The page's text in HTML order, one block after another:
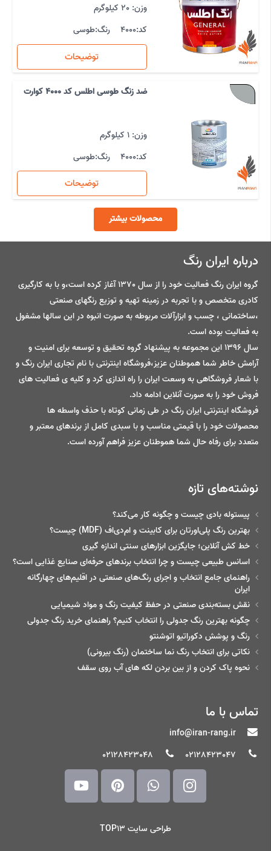
وزن: 20 کیلوگرم
کد:4000 رنگ:طوسی
توضیحات
ضد زنگ طوسی اطلس کد 4000 کوارت
وزن: 1 کیلوگرم
کد:4000 رنگ:طوسی
توضیحات
محصولات بیشتر
درباره ایران رنگ
گروه ایران رنگ فعالیت خود را از سال 1370 آغاز کرده است،و با به کارگیری
کادری متخصص و با تجربه در زمینه تهیه و توزیع رنگهای صنعتی
،ساختمانی ، چسب و ابزارآلات مربوطه به صورت انبوه در این سالها مشغول
به فعالیت بوده است.
سال 1396 این مجموعه به پیشنهاد گروه تحقیق و توسعه برای امنیت و
آرامش خاطر شما هموطنان عزیز،فروشگاه اینترنتی با نام تجاری ایران رنگ و
با شعار فروشگاهی به وسعت ایران را راه اندازی کرد و کلیه ی فعالیت های
فروش خود را به صورت آنلاین ادامه داد.
فروشگاه اینترنتی ایران رنگ در طی زمانی کوتاه با حذف واسطه ها
محصولات خود را با قیمتی مناسب و با سبدی کامل از برندهای معتبر و
متعدد برای رفاه حال شما هموطنان عزیز فراهم آورده است.
نوشته‌های تازه
پیستوله بادی چیست و چگونه کار می‌کند؟
بهترین رنگ پلی‌اورتان برای کابینت و ام‌دی‌اف (MDF) چیست؟
خط‌ کش آنلاین؛ جایگزین ابزارهای سنتی اندازه گیری
اسانس طبیعی چیست و چرا انتخاب برندهای حرفه‌ای صنایع غذایی است؟
راهنمای جامع انتخاب و اجرای رنگ‌های صنعتی در اقلیم‌های چهارگانه
ایران
نقش بسته‌بندی صنعتی در حفظ کیفیت رنگ و مواد شیمیایی
چگونه بهترین رنگ جدولی را انتخاب کنیم؟ راهنمای خرید رنگ جدولی
رنگ و پوشش دکوراتیو اتوشنتو
نکاتی برای انتخاب رنگ نما ساختمان (رنگ بیرونی)
نحوه پاک کردن و از بین بردن لکه های آب روی سقف
تماس با ما
info@iran-rang.ir
02128423047
02128423048
طراحی سایت TOP13